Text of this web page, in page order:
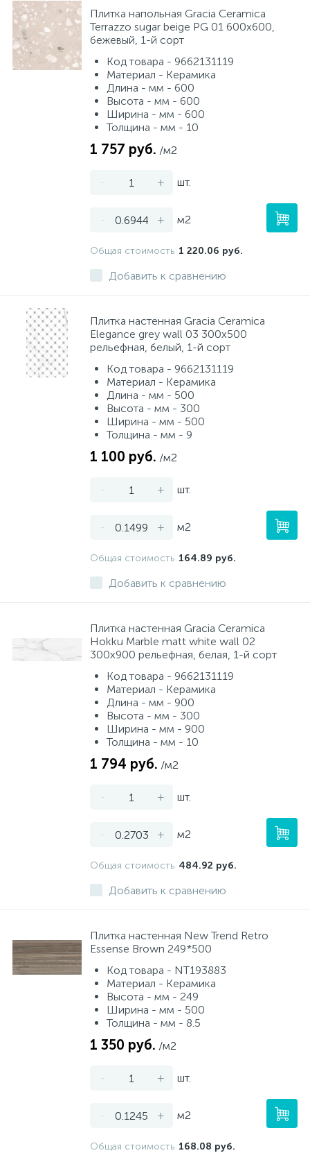
Плитка напольная Gracia Ceramica
Terrazzo sugar beige PG 01 600x600,
бежевый, 1-й сорт
Код товара - 9662131119
Материал - Керамика
Длина - мм - 600
Высота - мм - 600
Ширина - мм - 600
Толщина - мм - 10
1 757 руб. /м2
- + шт.
- + м2
Общая стоимость 1 220.06 руб.
Добавить к сравнению
Плитка настенная Gracia Ceramica
Elegance grey wall 03 300x500
рельефная, белый, 1-й сорт
Код товара - 9662131119
Материал - Керамика
Длина - мм - 500
Высота - мм - 300
Ширина - мм - 500
Толщина - мм - 9
1 100 руб. /м2
- + шт.
- + м2
Общая стоимость 164.89 руб.
Добавить к сравнению
Плитка настенная Gracia Ceramica
Hokku Marble matt white wall 02
300x900 рельефная, белая, 1-й сорт
Код товара - 9662131119
Материал - Керамика
Длина - мм - 900
Высота - мм - 300
Ширина - мм - 900
Толщина - мм - 10
1 794 руб. /м2
- + шт.
- + м2
Общая стоимость 484.92 руб.
Добавить к сравнению
Плитка настенная New Trend Retro
Essense Brown 249*500
Код товара - NT193883
Материал - Керамика
Высота - мм - 249
Ширина - мм - 500
Толщина - мм - 8.5
1 350 руб. /м2
- + шт.
- + м2
Общая стоимость 168.08 руб.